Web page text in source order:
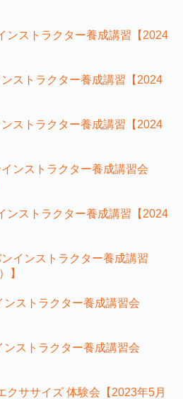
ストラクター養成講習【2024
ストラクター養成講習【2024
ストラクター養成講習【2024
ンストラクター養成講習会
ストラクター養成講習【2024
インストラクター養成講習
】
ンストラクター養成講習会
ンストラクター養成講習会
クササイズ 体験会【2023年5月